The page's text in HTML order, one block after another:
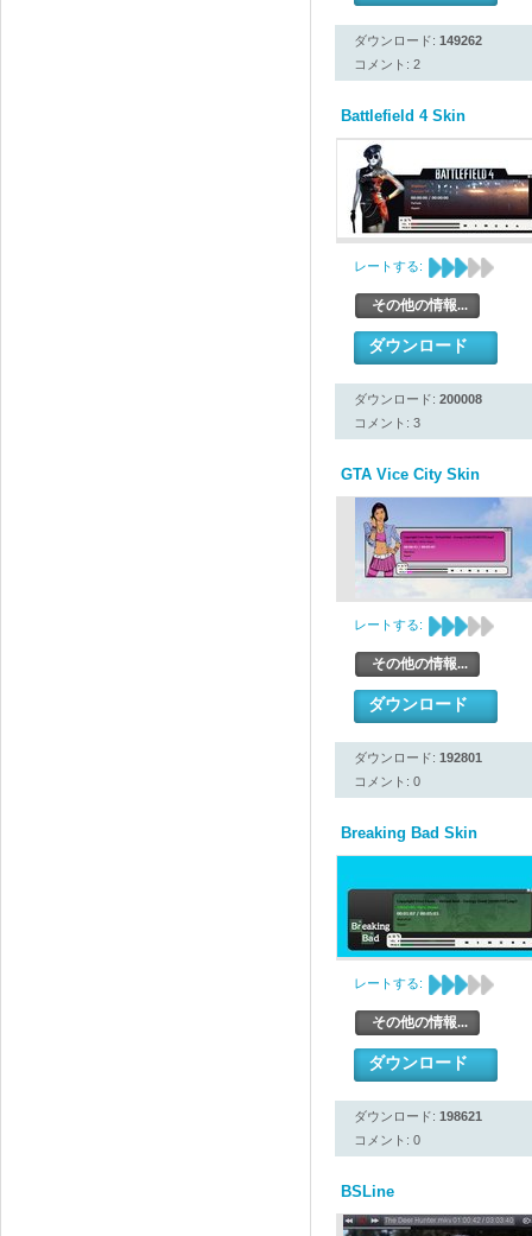
ダウンロード: 149262
コメント: 2
Battlefield 4 Skin
レートする:
その他の情報...
ダウンロード
ダウンロード: 200008
コメント: 3
GTA Vice City Skin
レートする:
その他の情報...
ダウンロード
ダウンロード: 192801
コメント: 0
Breaking Bad Skin
レートする:
その他の情報...
ダウンロード
ダウンロード: 198621
コメント: 0
BSLine